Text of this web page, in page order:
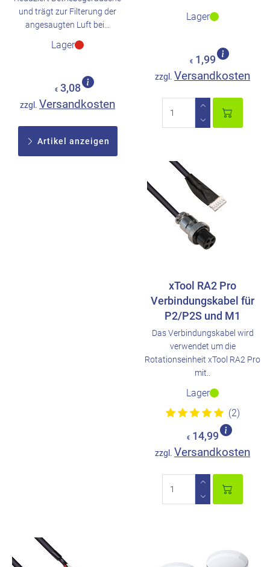
und trägt zur Filterung der
angesaugten Luft bei...
Lager
€ 3,08
zzgl. Versandkosten
Artikel anzeigen
Lager
€ 1,99
zzgl. Versandkosten
xTool RA2 Pro
Verbindungskabel für
P2/P2S und M1
Das Verbindungskabel wird
verwendet um die
Rotationseinheit xTool RA2 Pro
mit..
Lager
(2)
€ 14,99
zzgl. Versandkosten